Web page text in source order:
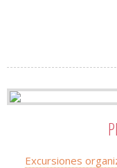
Excursiones